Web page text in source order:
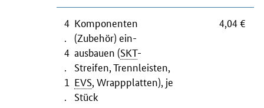
4
.
4
.
1
.
Komponenten
(Zubehör) ein-
ausbauen (SKT-
Streifen, Trennleisten,
EVS, Wrappplatten), je
Stück
4,04 €